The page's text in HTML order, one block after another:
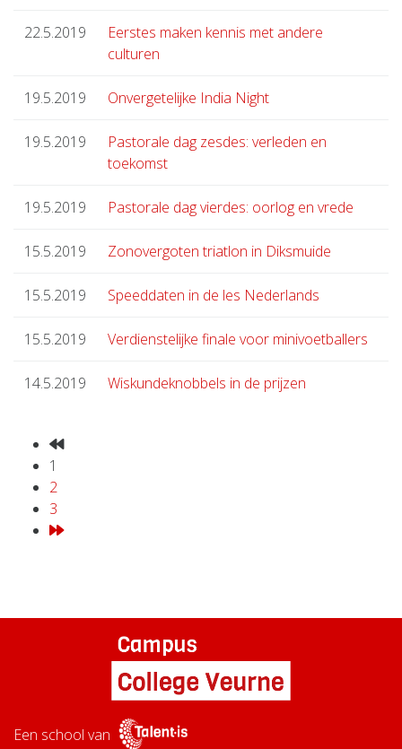
22.5.2019
Eerstes maken kennis met andere
culturen
19.5.2019 Onvergetelijke India Night
19.5.2019
Pastorale dag zesdes: verleden en
toekomst
19.5.2019 Pastorale dag vierdes: oorlog en vrede
15.5.2019 Zonovergoten triatlon in Diksmuide
15.5.2019 Speeddaten in de les Nederlands
15.5.2019 Verdienstelijke finale voor minivoetballers
14.5.2019 Wiskundeknobbels in de prijzen
1
2
3
Een school van